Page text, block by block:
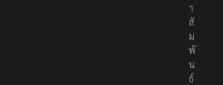
า
สั
ม
พั
น
ธ์